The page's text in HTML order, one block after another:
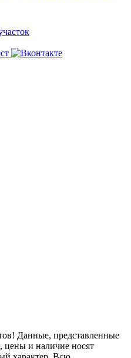
Данные, представленные
цены и наличие носят